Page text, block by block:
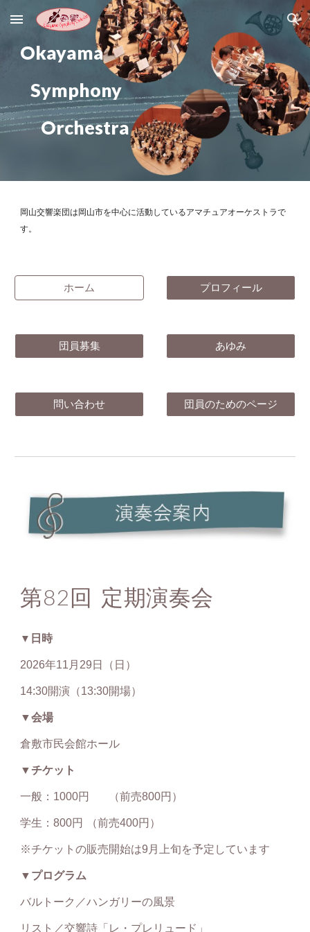
Skip to main content Skip to navigation
Okayama
Symphony
Orchestra
岡山交響楽団は岡山市を中心に活動しているアマチュアオーケストラで
す。
ホーム プロフィール
団員募集 あゆみ
問い合わせ 団員のためのページ
第82回 定期演奏会
▼ 日時
2026年11 月 29 日（日）
14:30開演（13:30開場）
▼会場
倉敷市民会館ホール
▼チケット
一般：1000円 （前売800円）
学生：800円 （前売400円）
※チケットの販売開始は9月上旬を予定しています
▼プログラム
バルトーク／ハンガリーの風景
リスト／交響詩「レ・プレリュード」